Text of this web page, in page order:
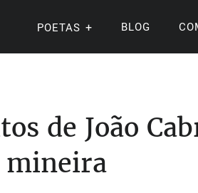
POETAS BLOG
de João
mineira